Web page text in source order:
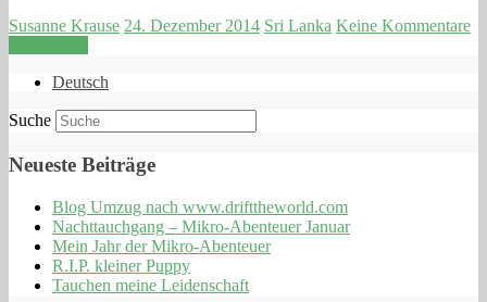
Susanne Krause 24. Dezember 2014 Sri Lanka Keine Kommentare
Deutsch
Suche
Neueste Beiträge
Blog Umzug nach www.drifttheworld.com
Nachttauchgang – Mikro-Abenteuer Januar
Mein Jahr der Mikro-Abenteuer
R.I.P. kleiner Puppy
Tauchen meine Leidenschaft